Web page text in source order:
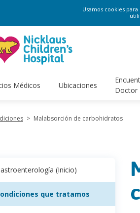
Usamos cookies
Médicos Ubicaciones
Doctor
> Malabsorción de carbohidratos
(Inicio)
que tratamos